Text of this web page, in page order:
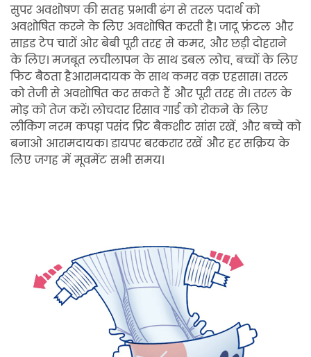
सुपर अवशोषण की सतह प्रभावी ढंग से तरल पदार्थ को
अवशोषित करने के लिए अवशोषित करती है।जादू फ्रंटल और
साइड टेप चारों ओर बेबी पूरी तरह से कमर, और छड़ी दोहराने
के लिए।मजबूत लचीलापन के साथ डबल लोच, बच्चों के लिए
फिट बैठता हैआरामदायक के साथ कमर वक्र एहसास।तरल
को तेजी से अवशोषित कर सकते हैं और पूरी तरह से।तरल के
मोड़ को तेज करें।लोचदार रिसाव गार्ड को रोकने के लिए
लीकिंगनरम कपड़ा पसंद प्रिंट बैकशीट सांस रखें, और बच्चे को
बनाओ आरामदायक।डायपर बरकरार रखें और हर सक्रिय के
लिए जगह में मूवमेंट सभी समय।